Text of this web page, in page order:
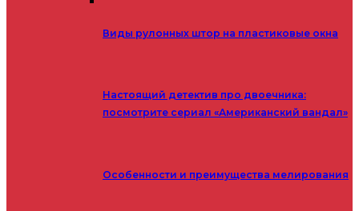
Виды рулонных штор на пластиковые окна
Настоящий детектив про двоечника:
посмотрите сериал «Американский вандал»
Особенности и преимущества мелирования